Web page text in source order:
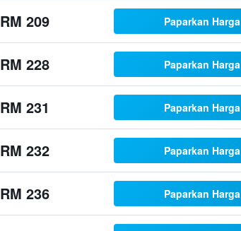
RM 209 Paparkan Harga
RM 228 Paparkan Harga
RM 231 Paparkan Harga
RM 232 Paparkan Harga
RM 236 Paparkan Harga